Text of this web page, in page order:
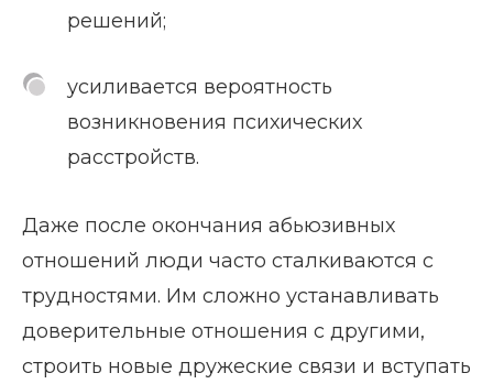
решений;
усиливается вероятность
возникновения психических
расстройств.
Даже после окончания абьюзивных
отношений люди часто сталкиваются с
трудностями. Им сложно устанавливать
доверительные отношения с другими,
строить новые дружеские связи и вступать